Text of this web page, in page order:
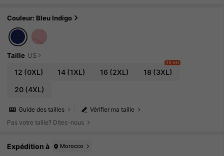
Couleur: Bleu Indigo
Taille US
12 (0XL) 14 (1XL) 16 (2XL) 18 (3XL)
10 left
20(4XL)
Vérifier ma taille
Guide des tailles
Pas votre taille? Dites-nous
Expédition à Morocco